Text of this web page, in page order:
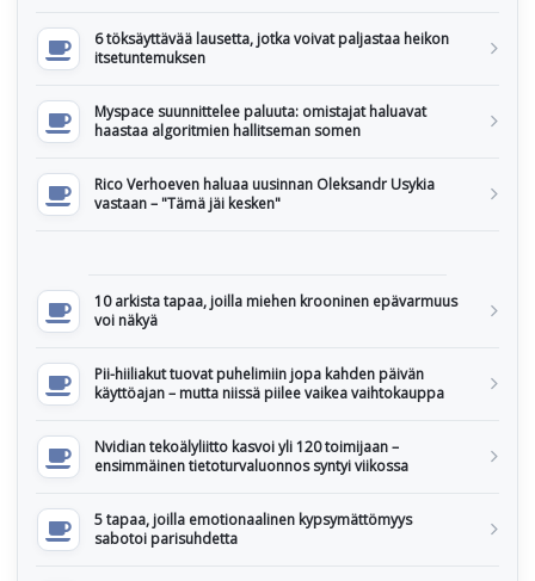
6 töksäyttävää lausetta, jotka voivat paljastaa heikon
itsetuntemuksen
Myspace suunnittelee paluuta: omistajat haluavat
haastaa algoritmien hallitseman somen
Rico Verhoeven haluaa uusinnan Oleksandr Usykia
vastaan – "Tämä jäi kesken"
10 arkista tapaa, joilla miehen krooninen epävarmuus
voi näkyä
Pii-hiiliakut tuovat puhelimiin jopa kahden päivän
käyttöajan – mutta niissä piilee vaikea vaihtokauppa
Nvidian tekoälyliitto kasvoi yli 120 toimijaan –
ensimmäinen tietoturvaluonnos syntyi viikossa
5 tapaa, joilla emotionaalinen kypsymättömyys
sabotoi parisuhdetta